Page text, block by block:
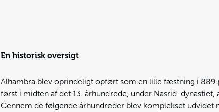
En historisk oversigt
Alhambra blev oprindeligt opført som en lille fæstning i
først i midten af det 13. århundrede, under Nasrid-
Gennem de følgende århundreder blev komplekset udvidet